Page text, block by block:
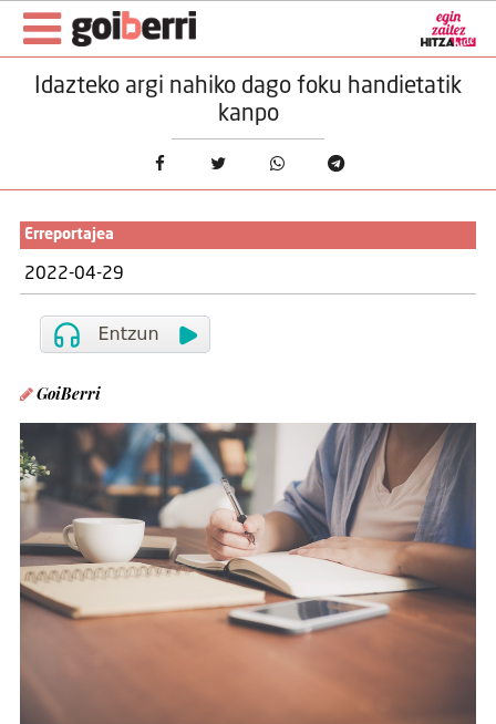
Idazteko argi nahiko dago foku handietatik
kanpo
Erreportajea
2022-04-29
GoiBerri